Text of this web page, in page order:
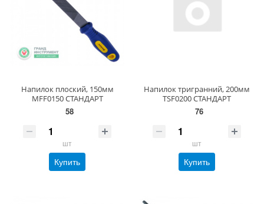
Напилок плоский, 150мм
MFF0150 СТАНДАРТ
58
шт
Купить
Напилок тригранний, 200мм
TSF0200 СТАНДАРТ
76
шт
Купить